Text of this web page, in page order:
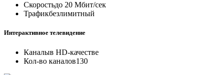
Скоростьдо 20 Мбит/сек
Трафикбезлимитный
Интерактивное телевидение
Каналыв HD-качестве
Кол-во каналов130